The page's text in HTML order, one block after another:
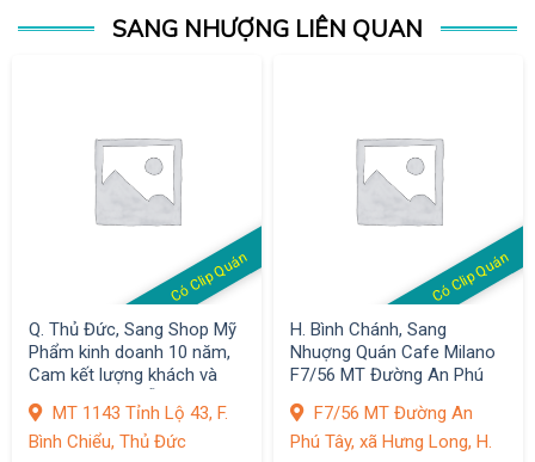
SANG NHƯỢNG LIÊN QUAN
Có Clip Quán
Q. Thủ Đức, Sang Shop Mỹ
Phẩm kinh doanh 10 năm,
Cam kết lượng khách và
MT 1143 Tỉnh Lộ 43, F.
Bình Chiểu, Thủ Đức
Có Clip Quán
H. Bình Chánh, Sang
Nhuợng Quán Cafe Milano
F7/56 MT Đường An Phú
đẹpF7/56 MT Đường An
Phú Tây, xã Hưng Long, H.